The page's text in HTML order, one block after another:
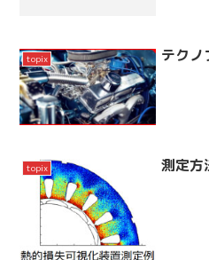
topix テク
topix 測定方